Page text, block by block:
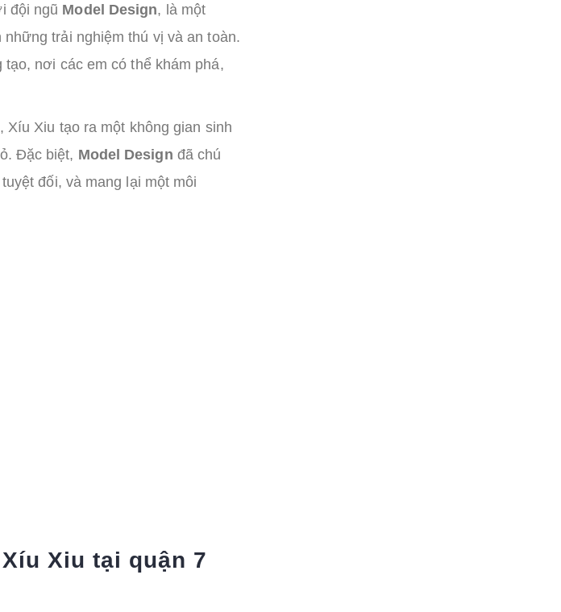
đội ngũ Model Design, là một
trải nghiệm thú vị và an toàn.
nơi các em có thể khám phá,
Xiu tạo ra một không gian sinh
Đặc biệt, Model Design đã chú
đối, và mang lại một môi
Xiu tại quận 7